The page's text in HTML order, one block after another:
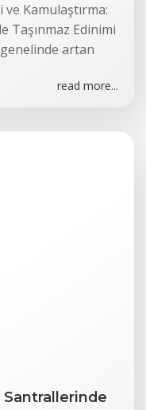
Kamulaştırma:
Taşınmaz Edinimi
artan
read more...
Santrallerinde